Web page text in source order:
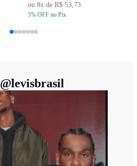
ou 8x de R$ 53,73
5% OFF no Pix
@levisbrasil